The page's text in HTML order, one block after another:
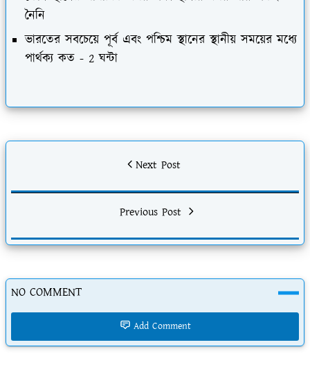
নৈনি
ভারতের সবচেয়ে পূর্ব এবং পশ্চিম স্থানের স্থানীয় সময়ের মধ্যে
পার্থক্য কত - 2 ঘন্টা
Next Post
Previous Post
NO COMMENT
Add Comment